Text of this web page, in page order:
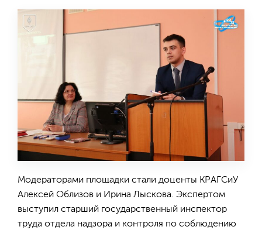
Модераторами площадки стали доценты КРАГСиУ
Алексей Облизов и Ирина Лыскова. Экспертом
выступил старший государственный инспектор
труда отдела надзора и контроля по соблюдению